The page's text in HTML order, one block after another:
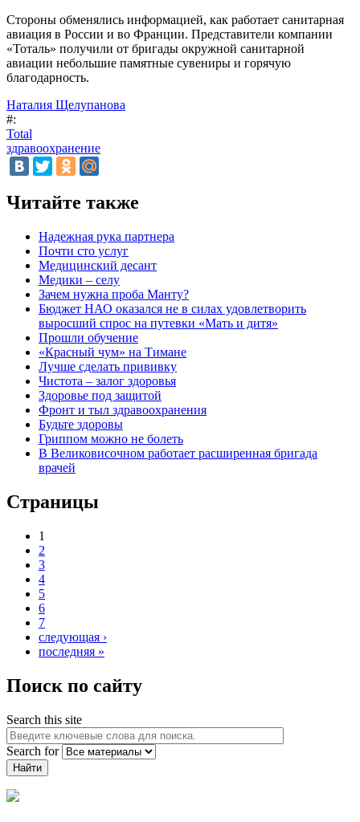
Стороны обменялись информацией, как работает санитарная
авиация в России и во Франции. Представители компании
«Тоталь» получили от бригады окружной санитарной
авиации небольшие памятные сувениры и горячую
благодарность.
Наталия Щелупанова
#:
Total
здравоохранение
Читайте также
Надежная рука партнера
Почти сто услуг
Медицинский десант
Медики – селу
Зачем нужна проба Манту?
Бюджет НАО оказался не в силах удовлетворить
выросший спрос на путевки «Мать и дитя»
Прошли обучение
«Красный чум» на Тимане
Лучше сделать прививку
Чистота – залог здоровья
Здоровье под защитой
Фронт и тыл здравоохранения
Будьте здоровы
Гриппом можно не болеть
В Великовисочном работает расширенная бригада
врачей
Страницы
1
2
3
4
5
6
7
следующая ›
последняя »
Поиск по сайту
Search this site
Search for